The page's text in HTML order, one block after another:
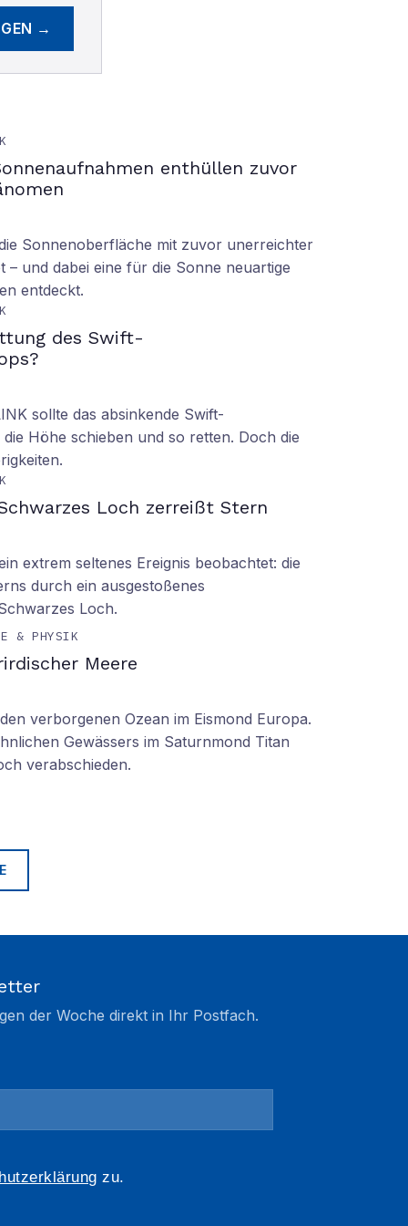
→
enthüllen zuvor
Sonnenoberfläche mit zuvor unerreichter
– und dabei eine für die Sonne neuartige
entdeckt.
des Swift-
sollte das absinkende Swift-
Höhe schieben und so retten. Doch die
Loch zerreißt Stern
extrem seltenes Ereignis beobachtet: die
durch ein ausgestoßenes
Loch.
& PHYSIK
Meere
verborgenen Ozean im Eismond Europa.
Gewässers im Saturnmond Titan
verabschieden.
der Woche direkt in Ihr Postfach.